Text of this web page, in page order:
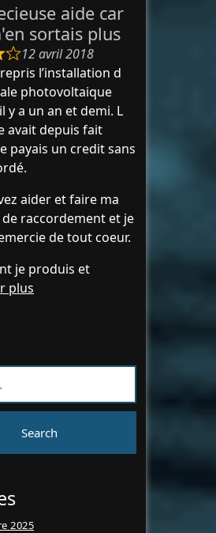
aide car
sortais plus
12 avril 2018
l’installation d
photovoltaique
y a un an et demi. L
avait depuis fait
payais un credit sans
aider et faire ma
raccordement et je
de tout coeur.
je produis et
plus
2025